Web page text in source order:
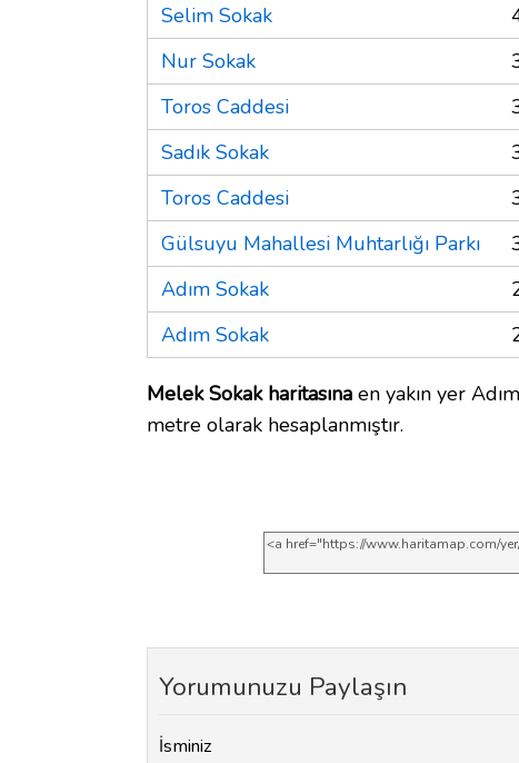
Selim Sokak
Nur Sokak
Toros Caddesi
Sadık Sokak
Toros Caddesi
Gülsuyu Mahallesi Muhtarlığı Parkı
Adım Sokak
Adım Sokak
Melek Sokak haritasına en yakın yer
metre olarak hesaplanmıştır.
Yorumunuzu Paylaşın
İsminiz